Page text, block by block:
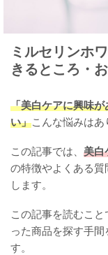
ミルセリンホ
きるところ・
「美白ケアに興味
い」こんな悩みはあ
この記事では、 美白
の特徴やよくある
します。
この記事を読むこ
った商品を探す手
す。